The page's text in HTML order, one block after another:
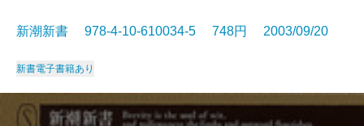
新潮新書 978-4-10-610034-5 748円 2003/09/20
新書電子書籍あり